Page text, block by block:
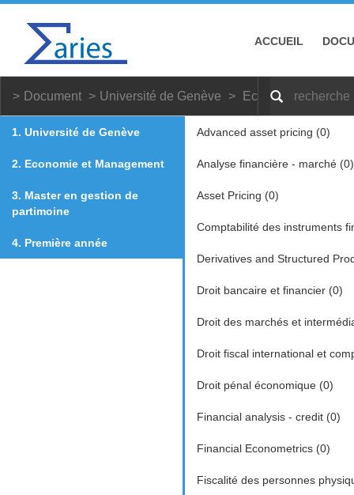
ACCUEIL
Document Université de Genève Economie et
1. Université de Genève
2. Economie et Management
3. Master en gestion de
partimoine
4. Première année
Advanced asset pricing (0)
Analyse financière - marché (0)
Asset Pricing (0)
Comptabilité des instruments
Derivatives and Structured
Droit bancaire et financier (0)
Droit des marchés et
Droit fiscal international et
Droit pénal économique (0)
Financial analysis - credit (0)
Financial Econometrics (0)
Fiscalité des personnes